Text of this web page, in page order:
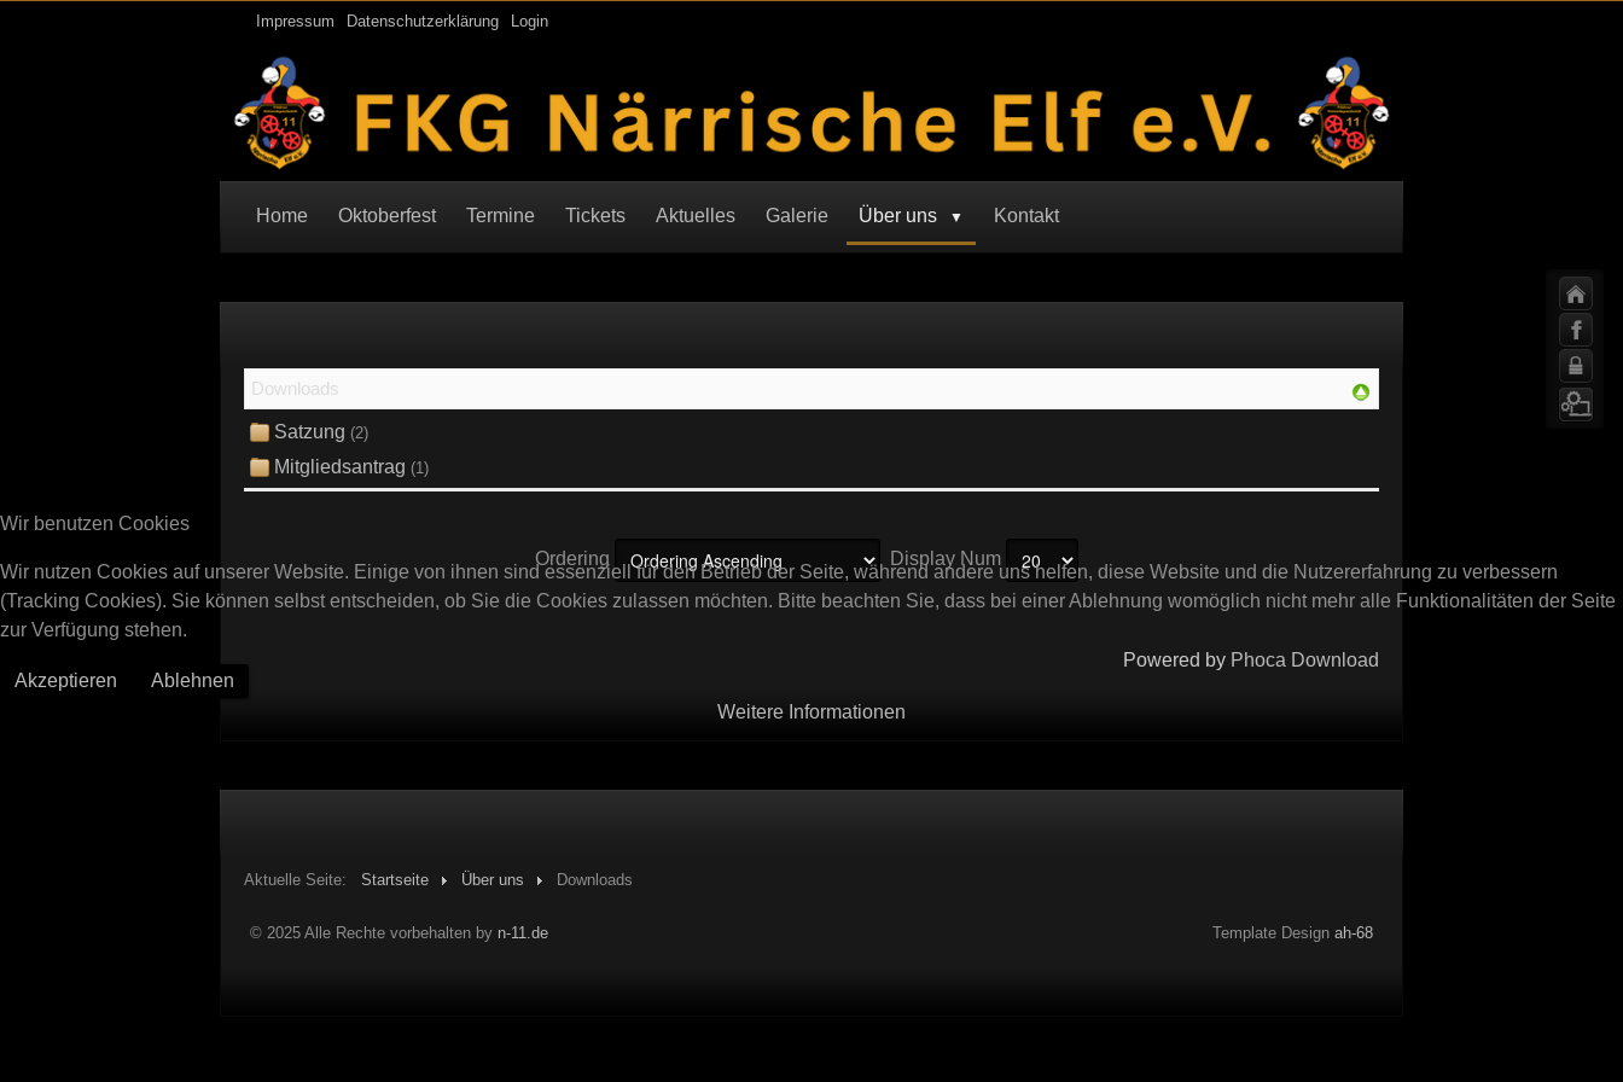
Impressum Datenschutzerklärung Login
Home Oktoberfest Termine Tickets Aktuelles Galerie Über uns Kontakt
Downloads
Satzung (2)
Mitgliedsantrag (1)
Ordering Display Num
Powered by Phoca Download
Aktuelle Seite: Startseite Über uns Downloads
© 2025 Alle Rechte vorbehalten by n-11.de Template Design ah-68
Wir benutzen Cookies
Wir nutzen Cookies auf unserer Website. Einige von ihnen sind essenziell für den Betrieb der Seite, während andere uns helfen, diese Website und die Nutzererfahrung zu verbessern
(Tracking Cookies). Sie können selbst entscheiden, ob Sie die Cookies zulassen möchten. Bitte beachten Sie, dass bei einer Ablehnung womöglich nicht mehr alle Funktionalitäten der Seite
zur Verfügung stehen.
Akzeptieren
Ablehnen
Weitere Informationen